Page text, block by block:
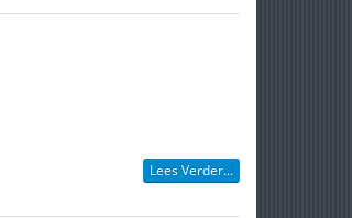
Lees Verder...